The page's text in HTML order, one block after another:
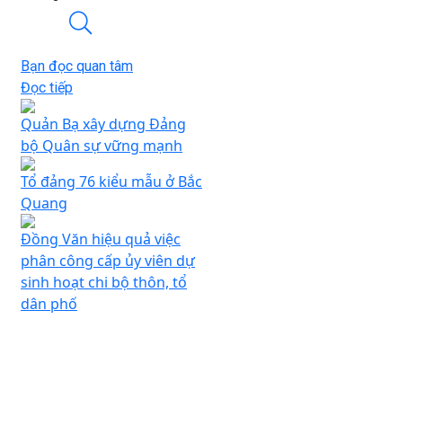
Bạn đọc quan tâm
Đọc tiếp
Quản Bạ xây dựng Đảng
bộ Quân sự vững mạnh
Tổ đảng 76 kiểu mẫu ở Bắc
Quang
Đồng Văn hiệu quả việc
phân công cấp ủy viên dự
sinh hoạt chi bộ thôn, tổ
dân phố